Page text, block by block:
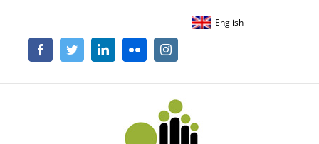
contenu
English
FacebookTwitterLinkedInFlickr Instagram